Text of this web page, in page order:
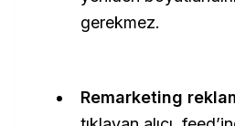
gerekmez.
Remarketing